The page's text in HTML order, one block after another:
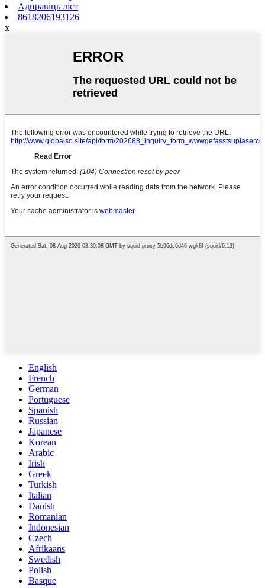
Адправіць ліст
8618206193126
x
English
French
German
Portuguese
Spanish
Russian
Japanese
Korean
Arabic
Irish
Greek
Turkish
Italian
Danish
Romanian
Indonesian
Czech
Afrikaans
Swedish
Polish
Basque